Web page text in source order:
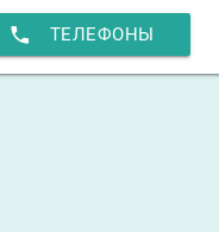
phone ТЕЛЕФОНЫ